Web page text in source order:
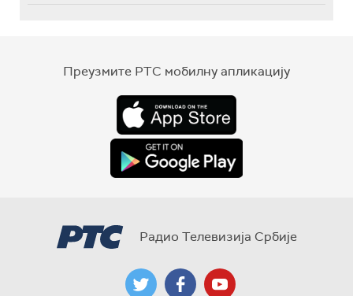
Преузмите РТС мобилну апликацију
Радио Телевизија Србије